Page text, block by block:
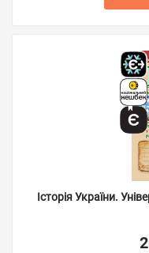
Історія України.